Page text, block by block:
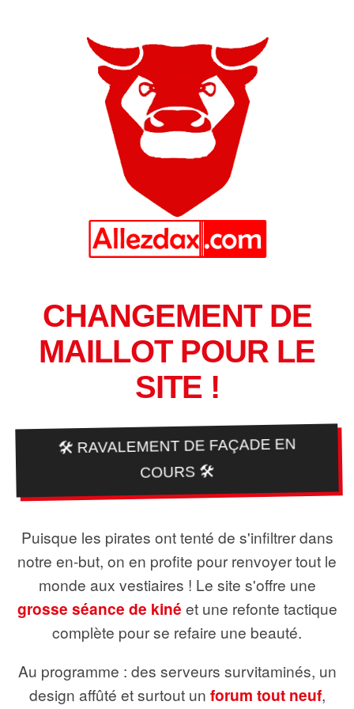
CHANGEMENT DE
MAILLOT POUR LE
SITE !
🛠️ RAVALEMENT DE FAÇADE EN
COURS 🛠️
Puisque les pirates ont tenté de s'infiltrer dans
notre en-but, on en profite pour renvoyer tout le
monde aux vestiaires ! Le site s'offre une
grosse séance de kiné et une refonte tactique
complète pour se refaire une beauté.
Au programme : des serveurs survitaminés, un
design affûté et surtout un forum tout neuf,